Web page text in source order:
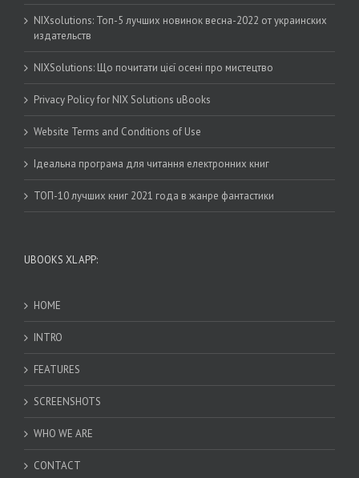
NIXsolutions: Топ-5 лучших новинок весна-2022 от украинских
издательств
NIXSolutions: Що почитати цієї осені про мистецтво
Privacy Policy for NIX Solutions uBooks
Website Terms and Conditions of Use
Ідеальна програма для читання електронних книг
ТОП-10 лучших книг 2021 года в жанре фантастики
UBOOKS XL APP:
HOME
INTRO
FEATURES
SCREENSHOTS
WHO WE ARE
CONTACT